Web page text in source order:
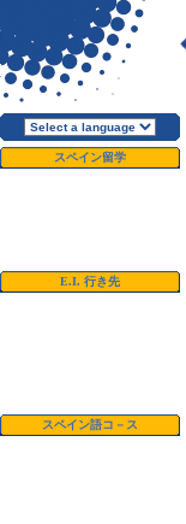
スペイン留学
E.I. 行き先
スペイン語コ－ス